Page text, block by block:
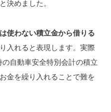
決めました。
使わない積立金から借りる
入れると表現します。実際
自動車安全特別会計の積立
金を繰り入れることで難を